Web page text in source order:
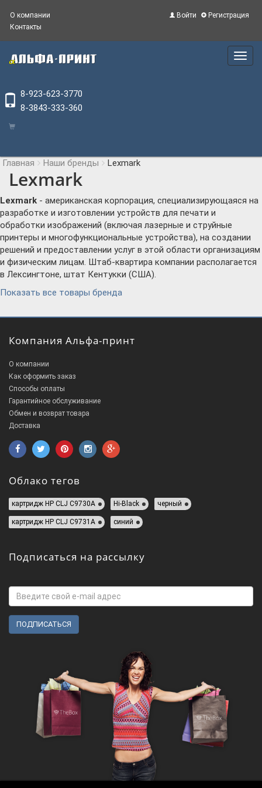
Войти Регистрация
О компании
Контакты
Main
Menu
8-923-623-3770
8-3843-333-360
Главная Наши бренды Lexmark
Lexmark
Lexmark - американская корпорация, специализирующаяся на
разработке и изготовлении устройств для печати и
обработки изображений (включая лазерные и струйные
принтеры и многофункциональные устройства), на создании
решений и предоставлении услуг в этой области организациям
и физическим лицам. Штаб-квартира компании располагается
в Лексингтоне, штат Кентукки (США).
Показать все товары бренда
Компания Альфа-принт
О компании
Как оформить заказ
Способы оплаты
Гарантийное обслуживание
Обмен и возврат товара
Доставка
Облако тегов
картридж HP СLJ C9730A Hi-Black черный
картридж HP СLJ C9731A синий
Подписаться на рассылку